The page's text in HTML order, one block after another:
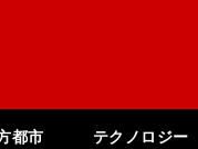
都市 テクノロジー